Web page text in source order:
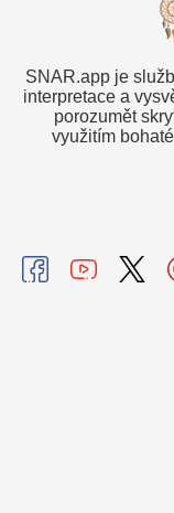
SNAR.app je
interpretace a
porozumět
využitím